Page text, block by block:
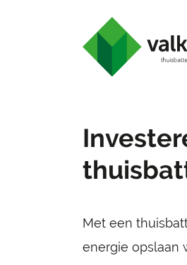
Met een
energie opslaan